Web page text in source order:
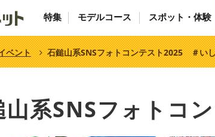
特集 モデルコース スポット・体験
ベント 石鎚山系SNSフォトコンテスト2025 ＃い
山系SNSフォトコ